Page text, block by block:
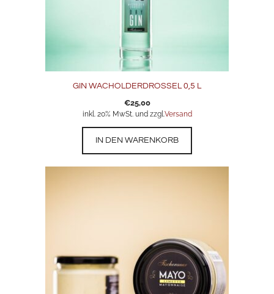
GIN WACHOLDERDROSSEL 0,5 L
€25,00
inkl. 20% MwSt. und zzgl.Versand
IN DEN WARENKORB